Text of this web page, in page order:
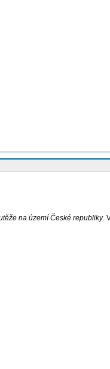
na území České republiky.